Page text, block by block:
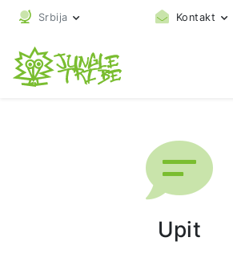
Srbija Kontakt
Upit